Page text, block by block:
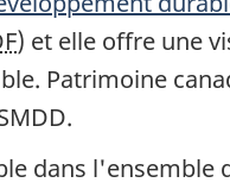
) et elle offre une
Patrimoine
dans l'ensemble